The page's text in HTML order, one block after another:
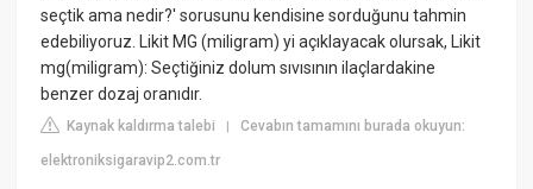
seçtik ama nedir?' sorusunu kendisine sorduğunu tahmin
edebiliyoruz. Likit MG (miligram) yi açıklayacak olursak, Likit
mg(miligram): Seçtiğiniz dolum sıvısının ilaçlardakine
benzer dozaj oranıdır.
Kaynak kaldırma talebi |Cevabın tamamını burada okuyun:
elektroniksigaravip2.com.tr